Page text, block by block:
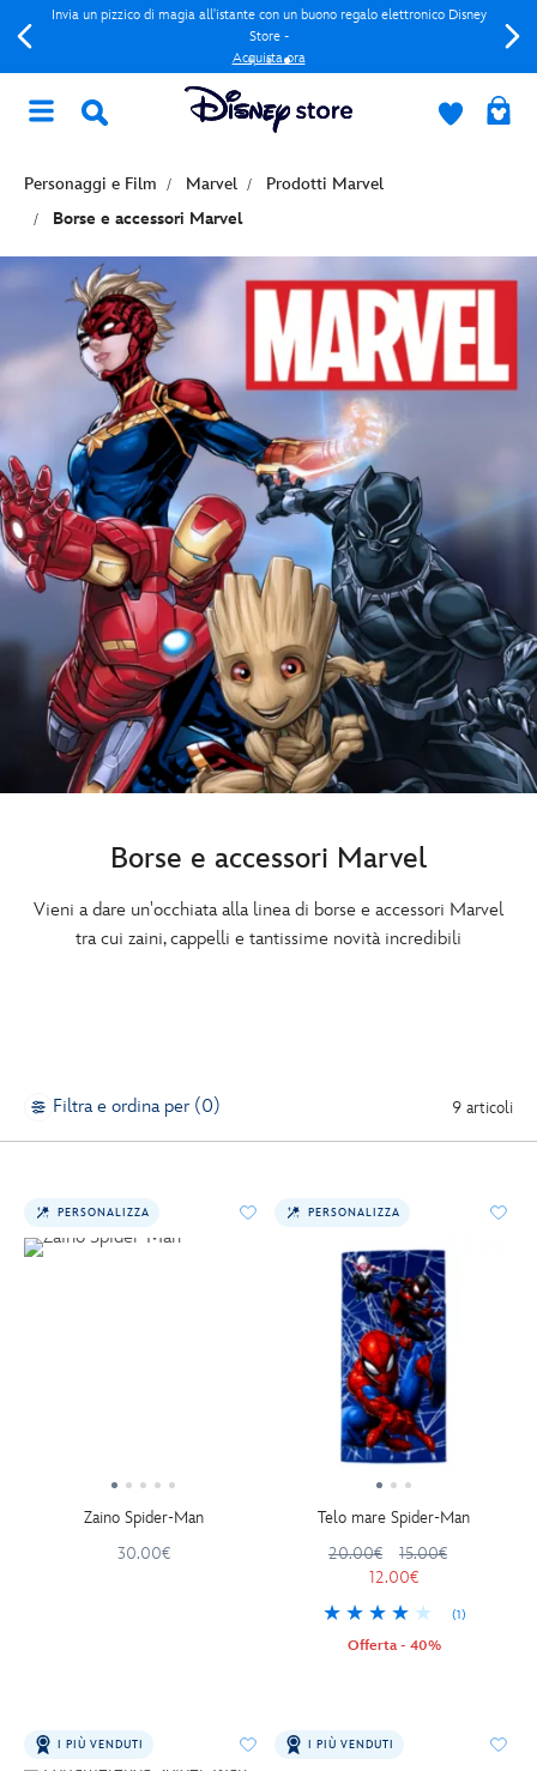
Invia un pizzico di magia all'istante con un buono regalo elettronico Disney
Store -
Acquista ora
Personaggi e Film Marvel
Prodotti Marvel
Borse e accessori Marvel
Borse e accessori Marvel
Vieni a dare un'occhiata alla linea di borse e accessori Marvel
tra cui zaini, cappelli e tantissime novità incredibili
Filtra e ordina per (0) 9 articoli
PERSONALIZZA
Zaino Spider-Man
30.00€
PERSONALIZZA
Telo mare Spider-Man
20.00€
15.00€
12.00€
(1)
Offerta - 40%
I PIÙ VENDUTI I PIÙ VENDUTI